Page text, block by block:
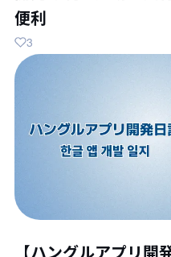
便利
3
【ハングルアプリ